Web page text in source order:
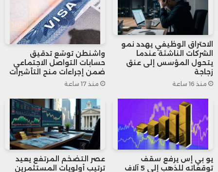
بالإضافة إلى آلات حصد المحاصيل الزراعية إلى
دول بريكس، مما يدل على تنوع وتوسع التجارة
بين الجانبين.
الاحتراق الوظيفي يهدد نمو
الشركات الناشئة عندما
يتحول المؤسس إلى عنق
زجاجة
منذ 16 ساعة
واشنطن توسّع تدقيق
حسابات التواصل الاجتماعي
ضمن إجراءات منح التأشيرات
منذ 17 ساعة
يو بي إس يرفع سقف
توقعاته للذهب إلى 5 آلاف
عصر التضخم المرتفع يعيد
ترتيب أولويات المستثمرين